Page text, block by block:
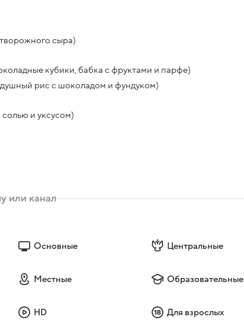
сыра)
кубики, бабка с фруктами и парфе)
рис с шоколадом и фундуком)
и уксусом)
Основные Центральные
Местные Образовательные
HD Для взрослых